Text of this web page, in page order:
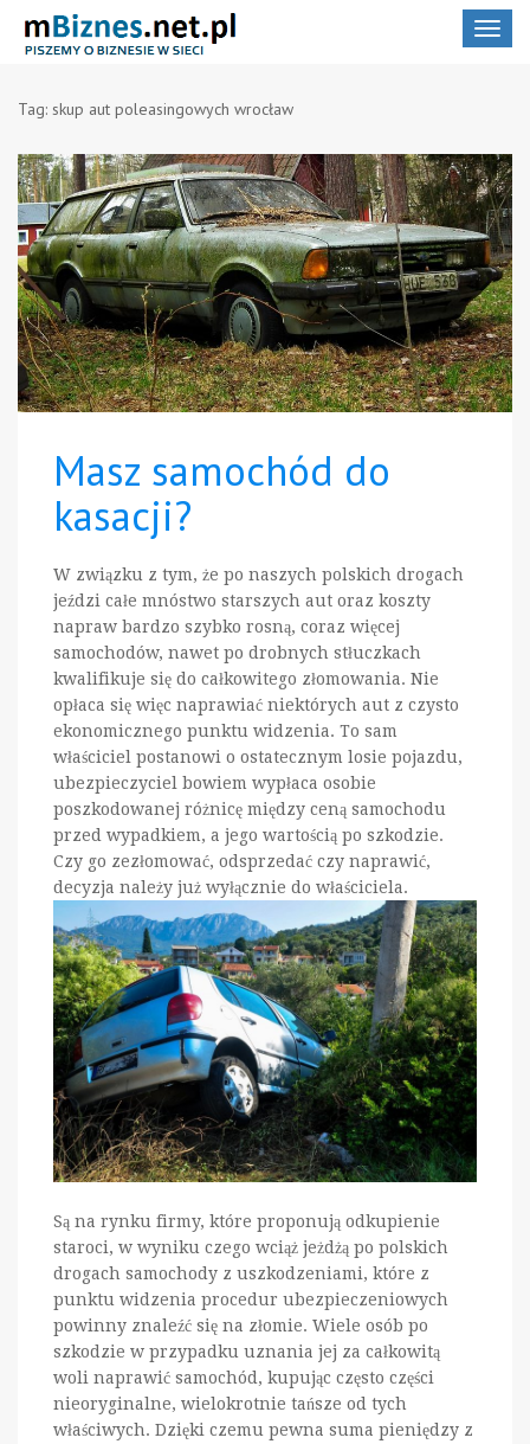
Toggle
Tag: skup aut poleasingowych wrocław
Masz samochód do
kasacji?
W związku z tym, że po naszych polskich drogach
jeździ całe mnóstwo starszych aut oraz koszty
napraw bardzo szybko rosną, coraz więcej
samochodów, nawet po drobnych stłuczkach
kwalifikuje się do całkowitego złomowania. Nie
opłaca się więc naprawiać niektórych aut z czysto
ekonomicznego punktu widzenia. To sam
właściciel postanowi o ostatecznym losie pojazdu,
ubezpieczyciel bowiem wypłaca osobie
poszkodowanej różnicę między ceną samochodu
przed wypadkiem, a jego wartością po szkodzie.
Czy go zezłomować, odsprzedać czy naprawić,
decyzja należy już wyłącznie do właściciela.
Są na rynku firmy, które proponują odkupienie
staroci, w wyniku czego wciąż jeżdżą po polskich
drogach samochody z uszkodzeniami, które z
punktu widzenia procedur ubezpieczeniowych
powinny znaleźć się na złomie. Wiele osób po
szkodzie w przypadku uznania jej za całkowitą
woli naprawić samochód, kupując często części
nieoryginalne, wielokrotnie tańsze od tych
właściwych. Dzięki czemu pewna suma pieniędzy z